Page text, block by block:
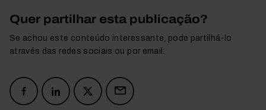
Quer partilhar esta publicação?
Se achou este conteúdo interessante, pode partilhá-lo
através das redes sociais ou por email.